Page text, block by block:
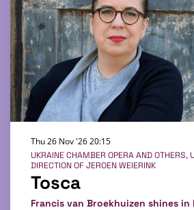
Tosca
Francis van Broekhuizen shines in
UKRAINE CHAMBER OPERA AND OTHERS,
DIRECTION OF JEROEN WEIERINK
Thu 26 Nov '2620:15